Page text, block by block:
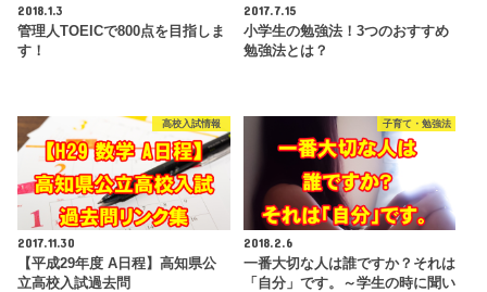
2018.1.3
管理人TOEICで800点を目指しま
す！
2017.7.15
小学生の勉強法！3つのおすすめ
勉強法とは？
高校入試情報
2017.11.30
【平成29年度 A日程】高知県公
立高校入試過去問
子育て・勉強法
2018.2.6
一番大切な人は誰ですか？それは
「自分」です。～学生の時に聞い